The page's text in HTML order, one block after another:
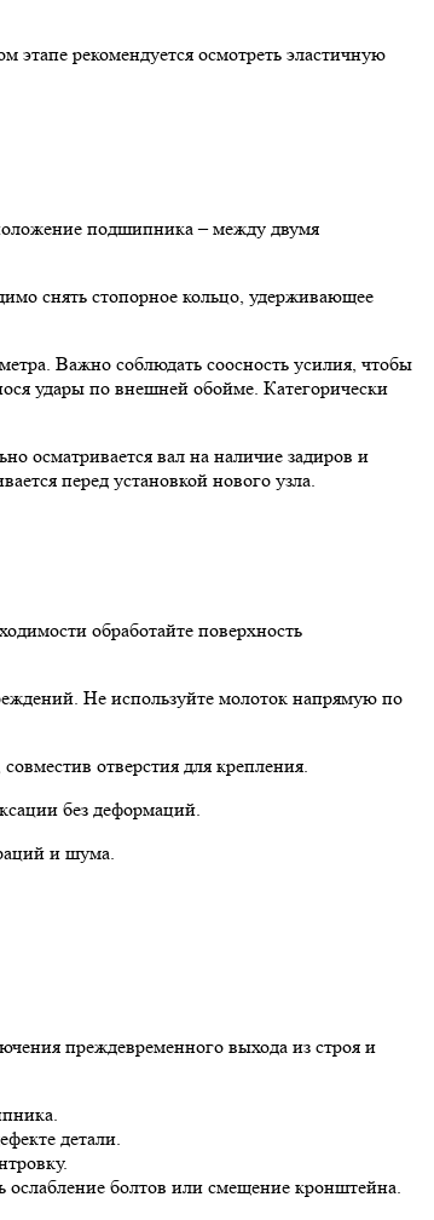
рекомендуется осмотреть эластичную
подшипника – между двумя
снять стопорное кольцо, удерживающее
Важно соблюдать соосность усилия, чтобы
удары по внешней обойме. Категорически
осматривается вал на наличие задиров и
перед установкой нового узла.
обработайте поверхность
Не используйте молоток напрямую по
отверстия для крепления.
без деформаций.
и шума.
преждевременного выхода из строя и
детали.
болтов или смещение кронштейна.